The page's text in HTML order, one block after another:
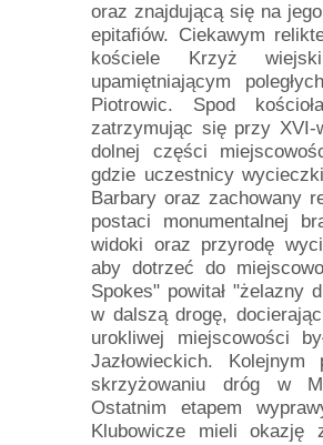
oraz znajdującą się na
epitafiów. Ciekawym
kościele Krzyż
upamiętniającym
Piotrowic. Spod
zatrzymując się przy XVI-
dolnej części
gdzie uczestnicy
Barbary oraz zachowany
postaci monumentalnej
widoki oraz przyrodę
aby dotrzeć do
Spokes" powitał "żelazny
w dalszą drogę,
urokliwej miejscowości
Jazłowieckich.
skrzyżowaniu dróg w
Ostatnim etapem
Klubowicze mieli okazję